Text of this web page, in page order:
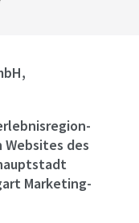
des
Marketing-